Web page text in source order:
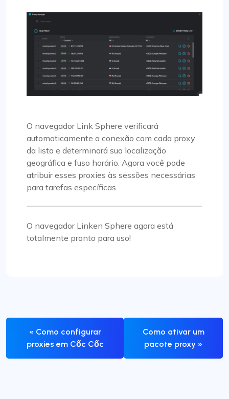
O navegador Link Sphere verificará
automaticamente a conexão com cada proxy
da lista e determinará sua localização
geográfica e fuso horário. Agora você pode
atribuir esses proxies às sessões necessárias
para tarefas específicas.
O navegador Linken Sphere agora está
totalmente pronto para uso!
« Como configurar
proxies em Cốc Cốc
Como ativar um
pacote proxy »